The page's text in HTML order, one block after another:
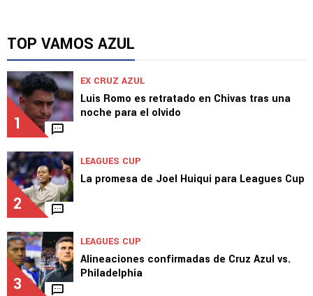
TOP VAMOS AZUL
1
EX CRUZ AZUL
Luis Romo es retratado en Chivas tras una
noche para el olvido
2
LEAGUES CUP
La promesa de Joel Huiqui para Leagues Cup
3
LEAGUES CUP
Alineaciones confirmadas de Cruz Azul vs.
Philadelphia